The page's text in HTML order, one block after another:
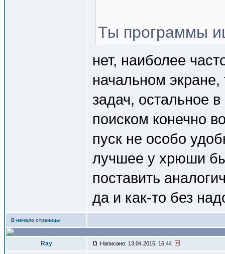
Ты программы
нет, наиболее
начальном
задач, остальное
поиском конечно
пуск не особо
лучшее у хрюши
поставить
да и как-то без
В начало страницы
Ray Написано: 13.04.2015, 16:44